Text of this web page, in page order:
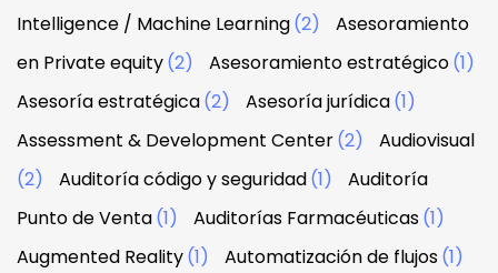
Intelligence / Machine Learning(2)
Asesoramiento
en Private equity(2) Asesoramiento estratégico(1)
Asesoría estratégica(2) Asesoría jurídica(1)
Assessment & Development Center(2)
Audiovisual
(2)
Auditoría código y seguridad(1)
Auditoría
Punto de Venta(1) Auditorías Farmacéuticas(1)
Augmented Reality(1) Automatización de flujos(1)